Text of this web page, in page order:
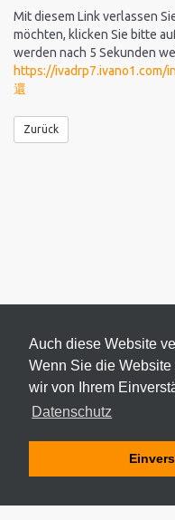
Auch diese Website
Wenn Sie die
wir von Ihrem
Datenschutz
Mit diesem Link verlassen
möchten, klicken Sie bitte
werden nach 5 Sekunden
https://ivadrp7.ivano1.com/
還
Zurück
© 2026 ODEKI -